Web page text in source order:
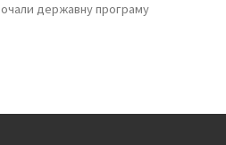
державну програму